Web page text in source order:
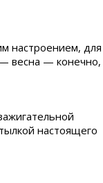
настроением, для
весна — конечно,
настоящего